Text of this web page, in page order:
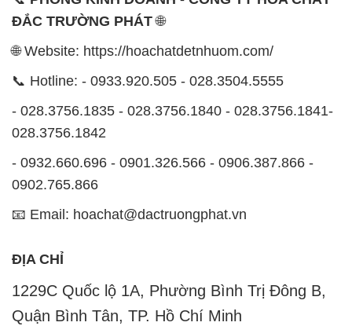
ĐẮC TRƯỜNG PHÁT🌐
🌐 Website: https://hoachatdetnhuom.com/
📞 Hotline: - 0933.920.505 - 028.3504.5555
- 028.3756.1835 - 028.3756.1840 - 028.3756.1841-
028.3756.1842
- 0932.660.696 - 0901.326.566 - 0906.387.866 -
0902.765.866
📧 Email: hoachat@dactruongphat.vn
ĐỊA CHỈ
1229C Quốc lộ 1A, Phường Bình Trị Đông B,
Quận Bình Tân, TP. Hồ Chí Minh